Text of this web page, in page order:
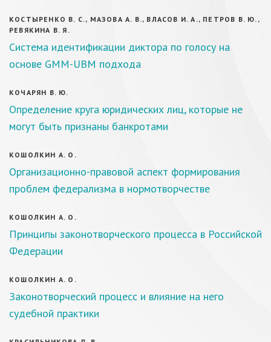
КОСТЫРЕНКО В. С., МАЗОВА А. В., ВЛАСОВ И. А., ПЕТРОВ В. Ю.,
РЕВЯКИНА В. Я.
Система идентификации диктора по голосу на
основе GMM-UBM подхода
КОЧАРЯН В. Ю.
Определение круга юридических лиц, которые не
могут быть признаны банкротами
КОШОЛКИН А. О.
Организационно-правовой аспект формирования
проблем федерализма в нормотворчестве
КОШОЛКИН А. О.
Принципы законотворческого процесса в Российской
Федерации
КОШОЛКИН А. О.
Законотворческий процесс и влияние на него
судебной практики